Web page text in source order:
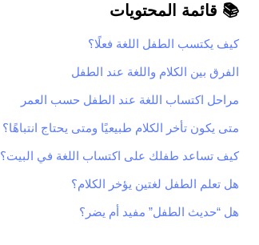
📚 قائمة المحتويات
كيف يكتسب الطفل اللغة فعلًا؟
الفرق بين الكلام واللغة عند الطفل
مراحل اكتساب اللغة عند الطفل حسب العمر
متى يكون تأخر الكلام طبيعيًا ومتى يحتاج انتباهًا؟
كيف تساعد طفلك على اكتساب اللغة في البيت؟
هل تعلم الطفل لغتين يؤخر الكلام؟
هل “حديث الطفل” مفيد أم يضر؟